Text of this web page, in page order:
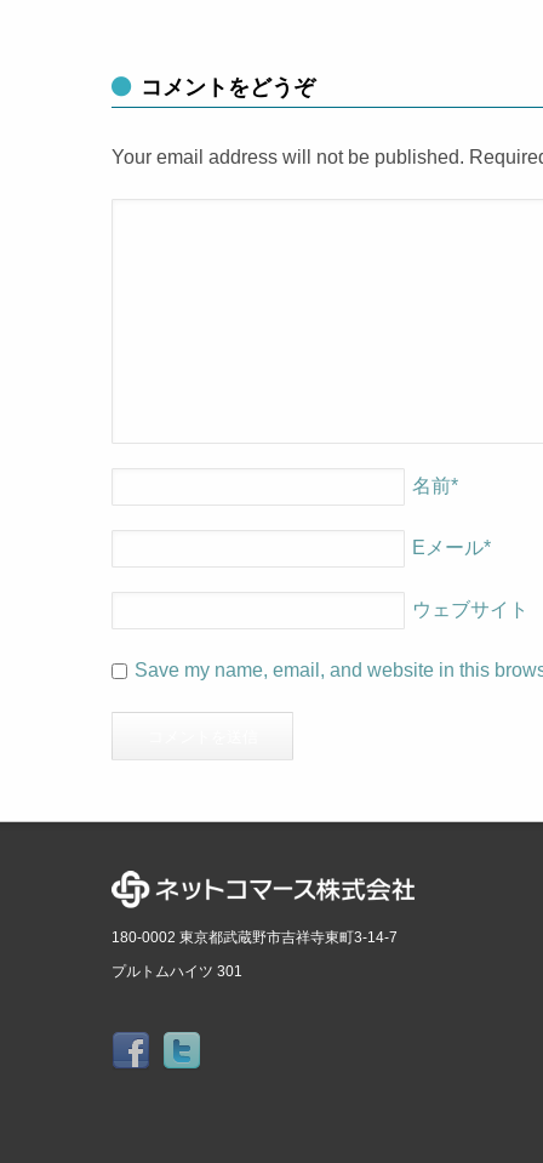
コメントをどうぞ
Your email address will not be published.
名前*
Eメール*
ウェブサイト
Save my name, email, and website in this
180-0002 東京都武蔵野市吉祥寺東町3-14-7
プルトムハイツ 301